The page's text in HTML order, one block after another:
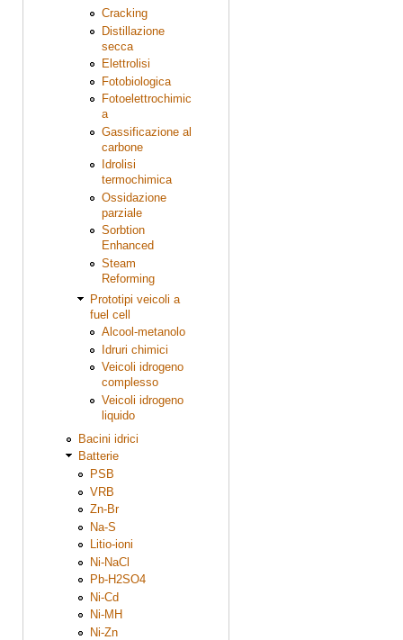
Cracking
Distillazione
secca
Elettrolisi
Fotobiologica
Fotoelettrochimic
a
Gassificazione al
carbone
Idrolisi
termochimica
Ossidazione
parziale
Sorbtion
Enhanced
Steam
Reforming
Prototipi veicoli a
fuel cell
Alcool-metanolo
Idruri chimici
Veicoli idrogeno
complesso
Veicoli idrogeno
liquido
Bacini idrici
Batterie
PSB
VRB
Zn-Br
Na-S
Litio-ioni
Ni-NaCl
Pb-H2SO4
Ni-Cd
Ni-MH
Ni-Zn